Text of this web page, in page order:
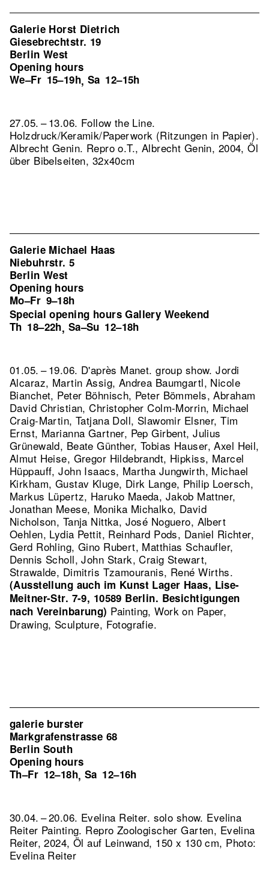
Galerie Horst Dietrich
Giesebrechtstr. 19
Berlin West
Opening hours
We–Fr 15–19h, Sa 12–15h
27.05. – 13.06. Follow the Line.
Holzdruck/Keramik/Paperwork (Ritzungen in Papier).
Albrecht Genin. Repro o.T., Albrecht Genin, 2004, Öl
über Bibelseiten, 32x40cm
Galerie Michael Haas
Niebuhrstr. 5
Berlin West
Opening hours
Mo–Fr 9–18h
Special opening hours Gallery Weekend
Th 18–22h, Sa–Su 12–18h
01.05. – 19.06. D'après Manet. group show. Jordi
Alcaraz, Martin Assig, Andrea Baumgartl, Nicole
Bianchet, Peter Böhnisch, Peter Bömmels, Abraham
David Christian, Christopher Colm-Morrin, Michael
Craig-Martin, Tatjana Doll, Slawomir Elsner, Tim
Ernst, Marianna Gartner, Pep Girbent, Julius
Grünewald, Beate Günther, Tobias Hauser, Axel Heil,
Almut Heise, Gregor Hildebrandt, Hipkiss, Marcel
Hüppauff, John Isaacs, Martha Jungwirth, Michael
Kirkham, Gustav Kluge, Dirk Lange, Philip Loersch,
Markus Lüpertz, Haruko Maeda, Jakob Mattner,
Jonathan Meese, Monika Michalko, David
Nicholson, Tanja Nittka, José Noguero, Albert
Oehlen, Lydia Pettit, Reinhard Pods, Daniel Richter,
Gerd Rohling, Gino Rubert, Matthias Schaufler,
Dennis Scholl, John Stark, Craig Stewart,
Strawalde, Dimitris Tzamouranis, René Wirths.
(Ausstellung auch im Kunst Lager Haas, Lise-
Meitner-Str. 7-9, 10589 Berlin. Besichtigungen
nach Vereinbarung) Painting, Work on Paper,
Drawing, Sculpture, Fotografie.
galerie burster
Markgrafenstrasse 68
Berlin South
Opening hours
Th–Fr 12–18h, Sa 12–16h
30.04. – 20.06. Evelina Reiter. solo show. Evelina
Reiter Painting. Repro Zoologischer Garten, Evelina
Reiter, 2024, Öl auf Leinwand, 150 x 130 cm, Photo:
Evelina Reiter